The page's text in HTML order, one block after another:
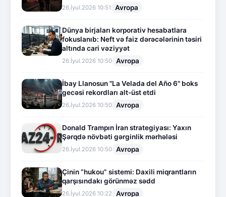
26.İyul.2026 10:51 Avropa
Dünya birjaları korporativ hesabatlara
fokuslanıb: Neft və faiz dərəcələrinin təsiri
altında cari vəziyyət
26.İyul.2026 10:50 Avropa
İbay Llanosun "La Velada del Año 6" boks
gecəsi rekordları alt-üst etdi
26.İyul.2026 10:50 Avropa
Donald Trampın İran strategiyası: Yaxın
Şərqdə növbəti gərginlik mərhələsi
26.İyul.2026 10:50 Avropa
Çinin “hukou” sistemi: Daxili miqrantların
qarşısındakı görünməz sədd
26.İyul.2026 10:22 Avropa